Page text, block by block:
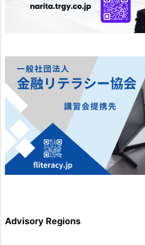
Advisory Regions